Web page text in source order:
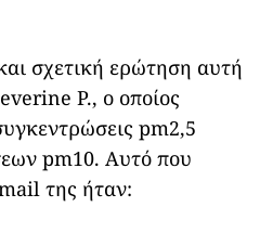
σχετική ερώτηση αυτή
P., ο οποίος
pm2,5
pm10. Αυτό που
της ήταν: